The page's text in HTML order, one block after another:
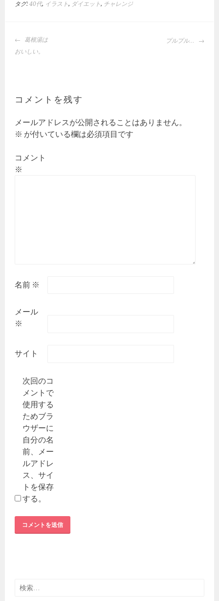
タグ:40代, イラスト, ダイエット, チャレンジ
投
稿
ー
ョ
ン
葛根湯は
おいしい。
プルプル…
コメントを残す
メールアドレスが公開されることはありません。
※ が付いている欄は必須項目です
コメント
※
名前 ※
メール
※
サイト
次回のコ
メントで
使用する
ためブラ
ウザーに
自分の名
前、メー
ルアドレ
ス、サイ
トを保存
する。
検